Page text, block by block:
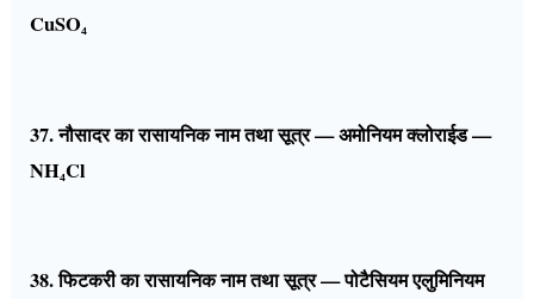
CuSO₄
37. नौसादर का रासायनिक नाम तथा सूत्र — अमोनियम क्लोराईड —
NH₄Cl
38. फिटकरी का रासायनिक नाम तथा सूत्र — पोटैसियम एलुमिनियम